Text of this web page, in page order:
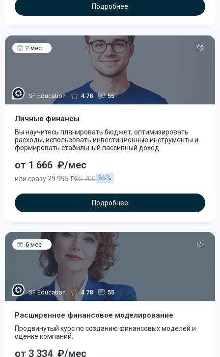
Подробнее
2 мес
SF Education 4.78 55
Личные финансы
Вы научитесь планировать бюджет, оптимизировать
расходы, использовать инвестиционные инструменты и
формировать стабильный пассивный доход.
от 1 666 ₽/мес
или сразу 29 995 ₽85 700 65%
Подробнее
6 мес
SF Education 4.78 55
Расширенное финансовое моделирование
Продвинутый курс по созданию финансовых моделей и
оценке компаний.
от 3 334 ₽/мес